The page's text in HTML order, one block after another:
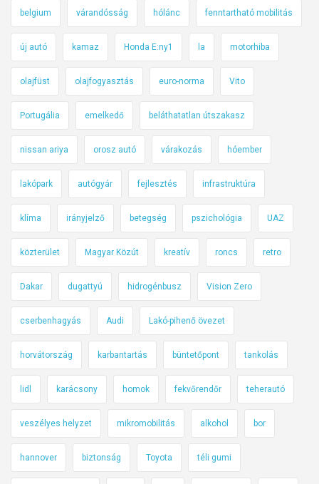
belgium várandósság hólánc fenntartható mobilitás
új autó kamaz Honda E:ny1 la motorhiba
olajfüst olajfogyasztás euro-norma Vito
Portugália emelkedő beláthatatlan útszakasz
nissan ariya orosz autó várakozás hóember
lakópark autógyár fejlesztés infrastruktúra
klíma irányjelző betegség pszichológia UAZ
közterület Magyar Közút kreatív roncs retro
Dakar dugattyú hidrogénbusz Vision Zero
cserbenhagyás Audi Lakó-pihenő övezet
horvátország karbantartás büntetőpont tankolás
lidl karácsony homok fekvőrendőr teherautó
veszélyes helyzet mikromobilitás alkohol bor
hannover biztonság Toyota téli gumi